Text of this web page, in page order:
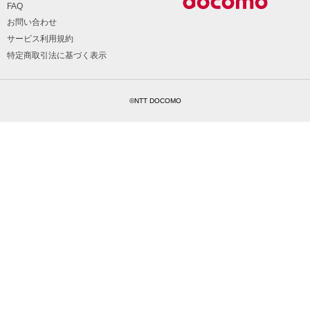
FAQ
お問い合わせ
サービス利用規約
特定商取引法に基づく表示
©NTT DOCOMO